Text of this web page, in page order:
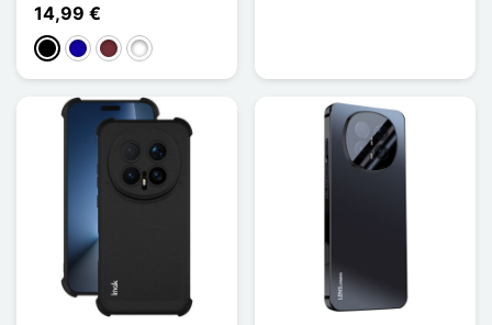
14,99 €
PretoAzul Escuro
Rouge VinVert Foncé